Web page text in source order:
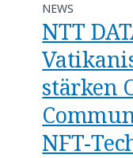
NEWS
NTT
stärken
NFT-